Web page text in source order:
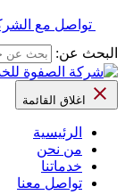
تواصل مع
البحث عن:
اغلاق القائمة
الرئيسية
من نحن
خدماتنا
تواصل معنا